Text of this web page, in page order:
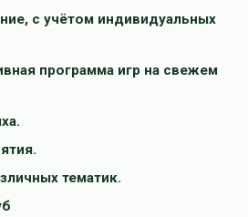
с учётом индивидуальных
программа игр на свежем
тематик.